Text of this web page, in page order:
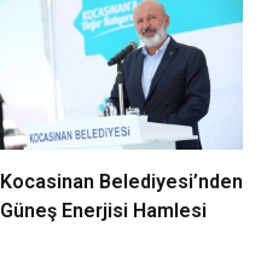
Kocasinan Belediyesi’nden
Güneş Enerjisi Hamlesi